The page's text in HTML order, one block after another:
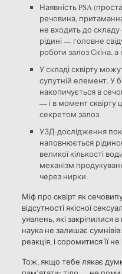
Наявність PSA
речовина,
не входить до складу
рідині — головне
роботи залоз Скіна,
У складі сквірту
супутній елемент. У
накопичується в
— і в момент сквірту
секретом залоз.
УЗД-дослідження
наповнюється
великої кількості
механізм
через нирки.
Міф про сквірт як
відсутності якісної
уявлень, які закріпилися
наука не залишає
реакція, і соромитися її
Тож, якщо тебе лякає